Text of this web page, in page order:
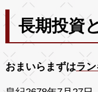
長期投資
おまいらまずはラ